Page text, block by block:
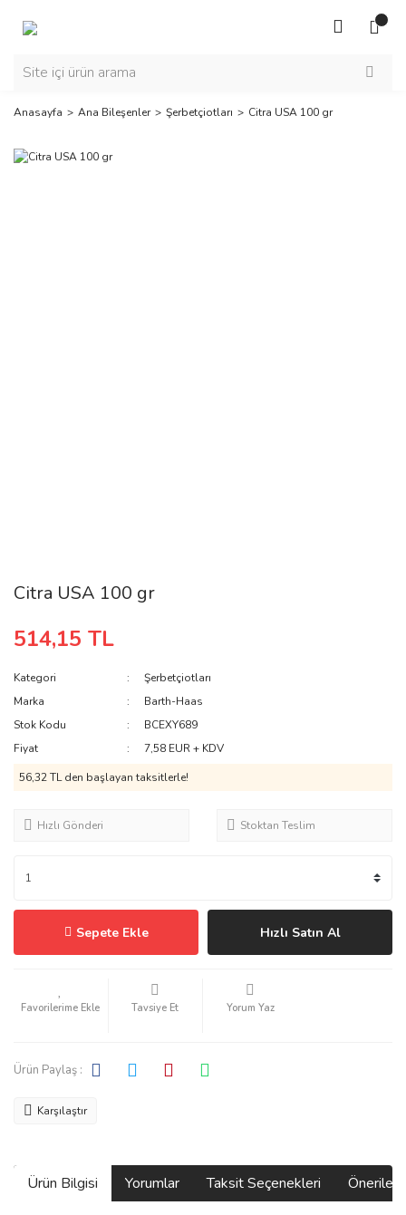
Anasayfa Ana Bileşenler Şerbetçiotları Citra USA 100 gr
Citra USA 100 gr
514,15 TL
Kategori
Şerbetçiotları
Marka
Barth-Haas
Stok Kodu
BCEXY689
Fiyat
7,58 EUR + KDV
56,32 TL den başlayan taksitlerle!
Hızlı Gönderi Stoktan Teslim
Sepete Ekle Hızlı Satın Al
Tavsiye Et Yorum Yaz
Ürün Paylaş :
Karşılaştır
Ürün Bilgisi Yorumlar Taksit Seçenekleri